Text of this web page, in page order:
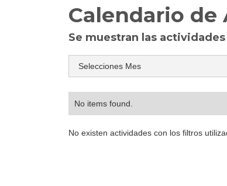
Calendario de
Se muestran las
No items found.
No existen actividades con los filtros